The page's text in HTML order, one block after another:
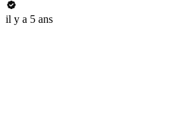
il y a 5 ans